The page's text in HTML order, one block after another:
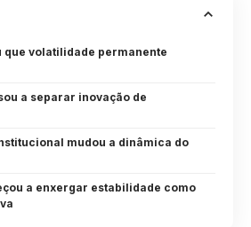
que volatilidade permanente
a separar inovação de
mudou a dinâmica do
a enxergar estabilidade como